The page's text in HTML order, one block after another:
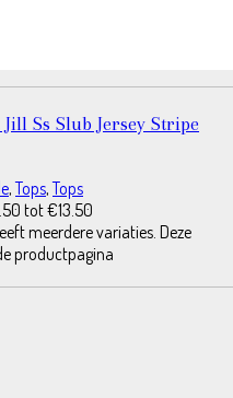
Ss Slub Jersey Stripe
,Tops,Tops
tot €13.50
meerdere variaties. Deze
productpagina